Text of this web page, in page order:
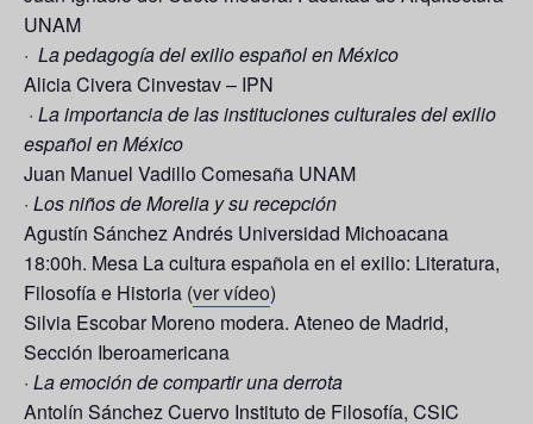
UNAM
· La pedagogía del exilio español en México
Alicia CiveraCinvestav – IPN
· La importancia de las instituciones culturales del exilio
español en México
Juan Manuel Vadillo Comesaña UNAM
· Los niños de Morelia y su recepción
Agustín Sánchez Andrés Universidad Michoacana
18:00h. Mesa La cultura española en el exilio: Literatura,
Filosofía e Historia (ver vídeo)
Silvia Escobar Moreno modera. Ateneo de Madrid,
Sección Iberoamericana
· La emoción de compartir una derrota
Antolín Sánchez Cuervo Instituto de Filosofía, CSIC